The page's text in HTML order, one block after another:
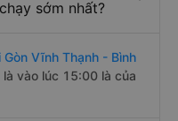
sớm nhất?
Gòn Vĩnh Thạnh - Bình
vào lúc 15:00 là của